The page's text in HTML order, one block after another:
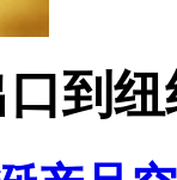
到纽